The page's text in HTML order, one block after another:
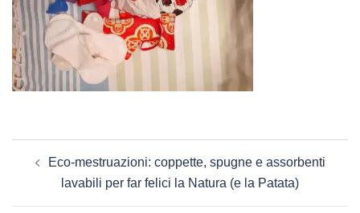
articoloEco-mestruazioni: coppette, spugne e assorbenti
lavabili per far felici la Natura (e la Patata)